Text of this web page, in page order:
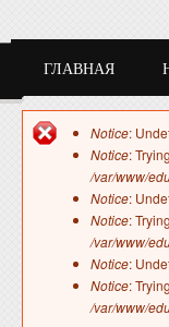
ГЛАВНАЯ
СТУДЕНТУ
Notice:
Notice:
/var/www/
Notice:
Notice:
/var/www/
Notice:
Notice:
/var/www/